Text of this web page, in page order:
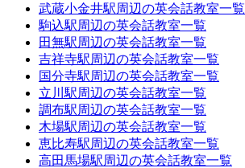
武蔵小金井駅周辺の英会話教室一覧
駒込駅周辺の英会話教室一覧
田無駅周辺の英会話教室一覧
吉祥寺駅周辺の英会話教室一覧
国分寺駅周辺の英会話教室一覧
立川駅周辺の英会話教室一覧
調布駅周辺の英会話教室一覧
木場駅周辺の英会話教室一覧
恵比寿駅周辺の英会話教室一覧
高田馬場駅周辺の英会話教室一覧